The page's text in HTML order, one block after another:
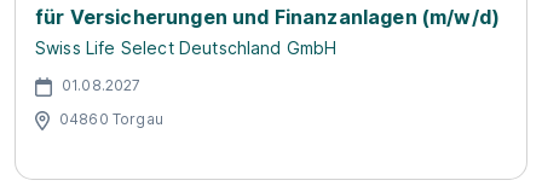
für Versicherungen und Finanzanlagen (m/w/d)
Swiss Life Select Deutschland GmbH
01.08.2027
04860 Torgau